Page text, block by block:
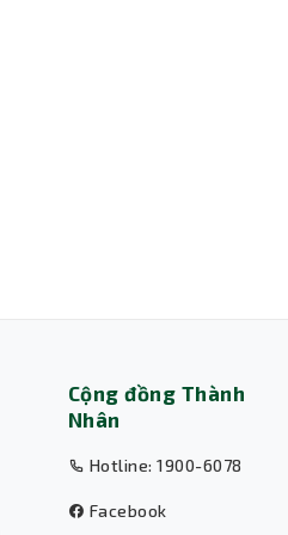
Cộng đồng Thành
Nhân
Hotline: 1900-6078
Facebook